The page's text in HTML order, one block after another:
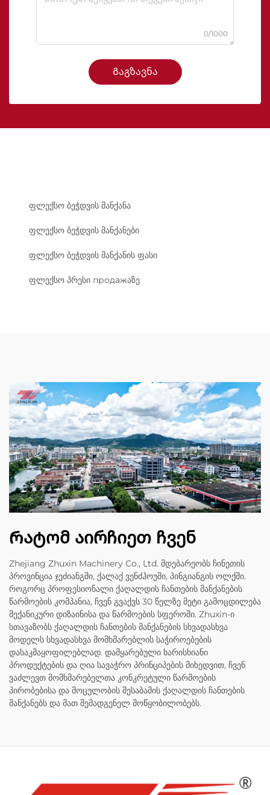
0/1000
Გაგზავნა
ფლექსო ბეჭდვის მანქანა
ფლექსო ბეჭდვის მანქანები
ფლექსო ბეჭდვის მანქანის ფასი
ფლექსო პრესი продажაზე
Რატომ აირჩიეთ ჩვენ
Zhejiang Zhuxin Machinery Co., Ltd. მდებარეობს ჩინეთის
პროვინცია ჯეძიანგში, ქალაქ ვენძჰოუში, პინგიანგის ოლქში.
როგორც პროფესიონალი ქაღალდის ჩანთების მანქანების
წარმოების კომპანია, ჩვენ გვაქვს 30 წელზე მეტი გამოცდილება
მექანიკური დიზაინისა და წარმოების სფეროში. Zhuxin-ი
სთავაზობს ქაღალდის ჩანთების მანქანების სხვადასხვა
მოდელს სხვადასხვა მომხმარებლის საჭიროებების
დასაკმაყოფილებლად. დამყარებული ხარისხიანი
პროდუქტების და ღია სავაჭრო პრინციპების მიხედვით, ჩვენ
ვაძლევთ მომხმარებელთა კონკრეტული წარმოების
პირობებისა და მოცულობის შესაბამის ქაღალდის ჩანთების
მანქანებს და მათ შემადგენელ მოწყობილობებს.